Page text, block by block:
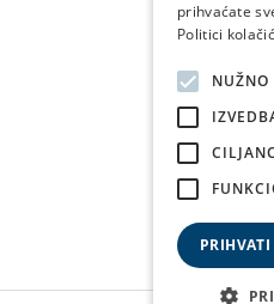
prihvaćate
Politici
NUŽNO
PRIHVATI